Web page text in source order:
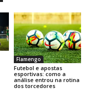
Flamengo
Futebol e apostas
esportivas: como a
análise entrou na rotina
dos torcedores